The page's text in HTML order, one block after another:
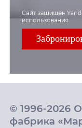
Сайт защищен
использования.
© 1996-2026
фабрика